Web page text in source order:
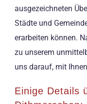
ausgezeichneten
Städte und
erarbeiten können.
zu unserem
uns darauf, mit
Einige Details